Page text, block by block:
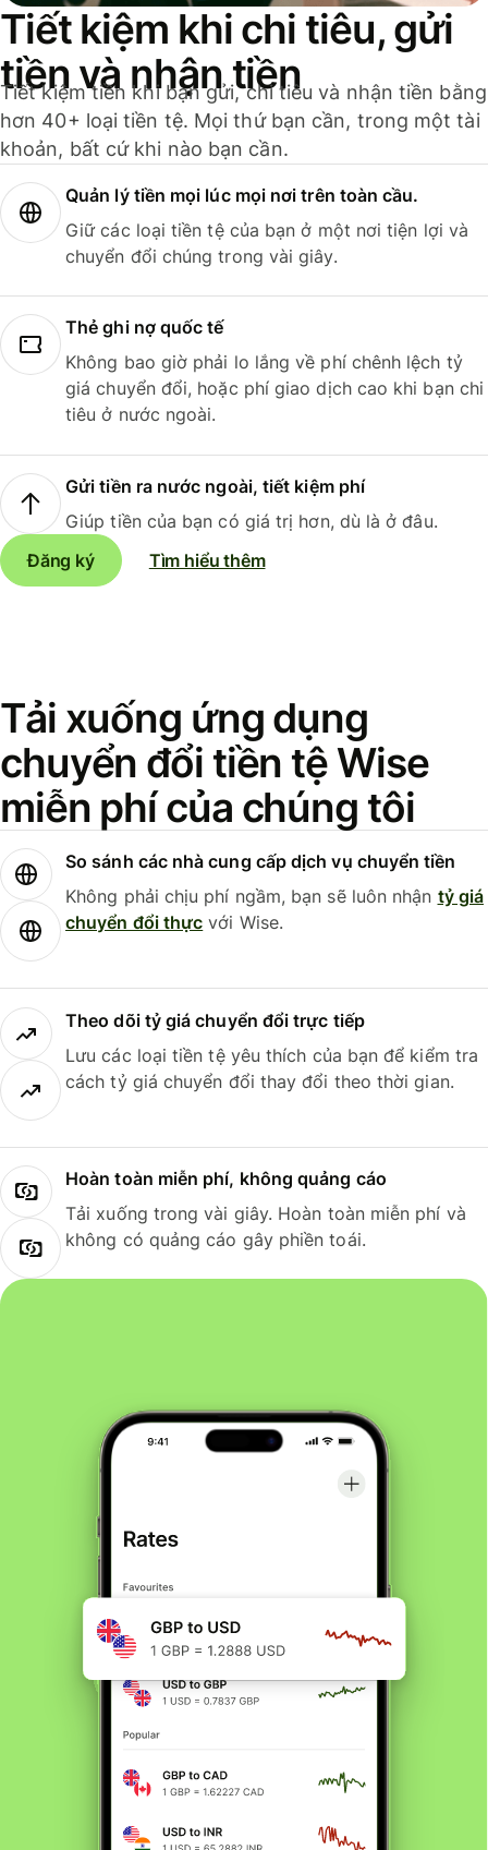
Tiết kiệm khi chi tiêu, gửi
tiền và nhận tiền
Tiết kiệm tiền khi bạn gửi, chi tiêu và nhận tiền bằng
hơn 40+ loại tiền tệ. Mọi thứ bạn cần, trong một tài
khoản, bất cứ khi nào bạn cần.
Quản lý tiền mọi lúc mọi nơi trên toàn cầu.
Giữ các loại tiền tệ của bạn ở một nơi tiện lợi và
chuyển đổi chúng trong vài giây.
Thẻ ghi nợ quốc tế
Không bao giờ phải lo lắng về phí chênh lệch tỷ
giá chuyển đổi, hoặc phí giao dịch cao khi bạn chi
tiêu ở nước ngoài.
Gửi tiền ra nước ngoài, tiết kiệm phí
Giúp tiền của bạn có giá trị hơn, dù là ở đâu.
Đăng ký
Tìm hiểu thêm
Tải xuống ứng dụng
chuyển đổi tiền tệ Wise
miễn phí của chúng tôi
So sánh các nhà cung cấp dịch vụ chuyển tiền
Không phải chịu phí ngầm, bạn sẽ luôn nhận tỷ giá
chuyển đổi thực với Wise.
Theo dõi tỷ giá chuyển đổi trực tiếp
Lưu các loại tiền tệ yêu thích của bạn để kiểm tra
cách tỷ giá chuyển đổi thay đổi theo thời gian.
Hoàn toàn miễn phí, không quảng cáo
Tải xuống trong vài giây. Hoàn toàn miễn phí và
không có quảng cáo gây phiền toái.